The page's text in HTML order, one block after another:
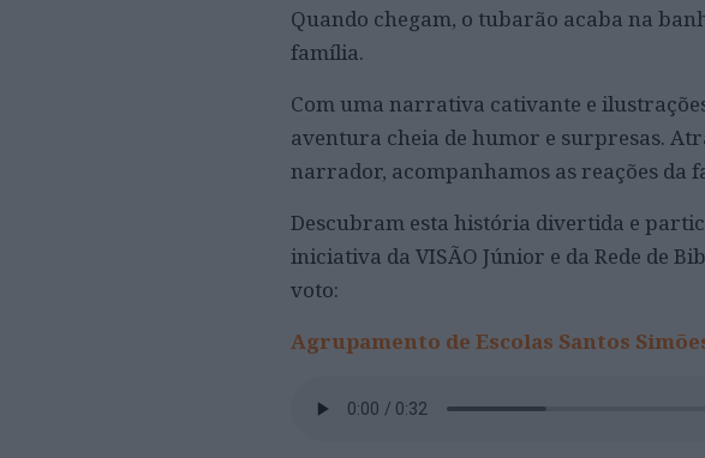
Quando chegam, o tubarão acaba na
família.
Com uma narrativa cativante e
aventura cheia de humor e surpresas.
narrador, acompanhamos as reações
Descubram esta história divertida e
iniciativa da VISÃO Júnior e da Rede de
voto:
Agrupamento de Escolas Santos